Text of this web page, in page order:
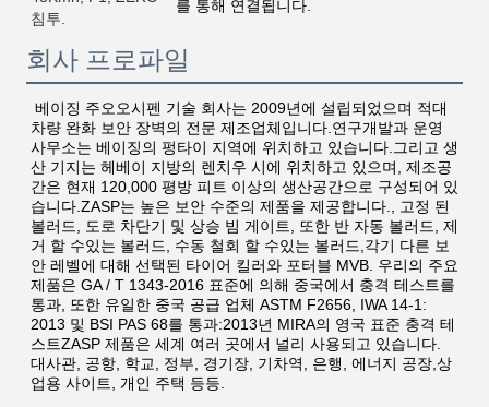
침투.
를 통해 연결됩니다.
회사 프로파일
베이징 주오오시펜 기술 회사는 2009년에 설립되었으며 적대
차량 완화 보안 장벽의 전문 제조업체입니다.연구개발과 운영
사무소는 베이징의 펑타이 지역에 위치하고 있습니다.그리고 생
산 기지는 헤베이 지방의 렌치우 시에 위치하고 있으며, 제조공
간은 현재 120,000 평방 피트 이상의 생산공간으로 구성되어 있
습니다.ZASP는 높은 보안 수준의 제품을 제공합니다., 고정 된
볼러드, 도로 차단기 및 상승 빔 게이트, 또한 반 자동 볼러드, 제
거 할 수있는 볼러드, 수동 철회 할 수있는 볼러드,각기 다른 보
안 레벨에 대해 선택된 타이어 킬러와 포터블 MVB. 우리의 주요
제품은 GA / T 1343-2016 표준에 의해 중국에서 충격 테스트를
통과, 또한 유일한 중국 공급 업체 ASTM F2656, IWA 14-1:
2013 및 BSI PAS 68를 통과:2013년 MIRA의 영국 표준 충격 테
스트ZASP 제품은 세계 여러 곳에서 널리 사용되고 있습니다.
대사관, 공항, 학교, 정부, 경기장, 기차역, 은행, 에너지 공장,상
업용 사이트, 개인 주택 등등.